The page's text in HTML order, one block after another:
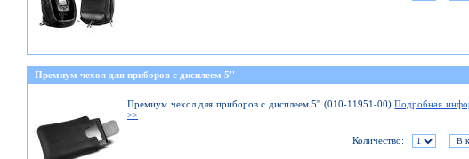
Премиум чехол для приборов с дисплеем 5''
Премиум чехол для приборов с дисплеем 5'' (010-11951-00)Подробная
>>
Количество: